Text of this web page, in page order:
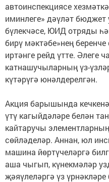
автоинспекциясе
иминлеге» дәүләт бюджет
бүлекчәсе, ЮИД отряды
бирү мәктәбе»нең
иртәнге рейд үтте. Әлеге
катнашучыларның үз-
күтәрүгә юнәлдерелгән.
Акция барышында
үтү кагыйдәләре белән
кайтаручы
сөйләделәр. Аннан, юл
машина йөртүчеләргә
аша чыгып, күнекмәләр
җәяүлеләргә үз